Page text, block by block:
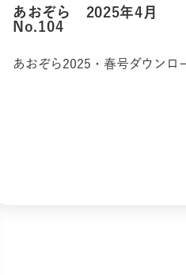
あおぞら 2025年4月
No.104
あおぞら2025・春号ダウンロ